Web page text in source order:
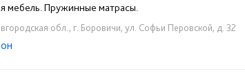
мебель. Пружинные матрасы.
обл., г. Боровичи, ул. Софьи Перовской, д. 32
02